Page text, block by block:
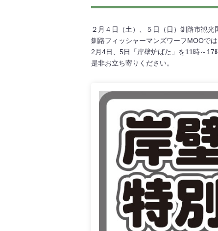
２月４日（土）、５日（日）釧路市観
釧路フィッシャーマンズワーフMOOでは
2月4日、5日「岸壁炉ばた」を11時～17
是非お立ち寄りください。